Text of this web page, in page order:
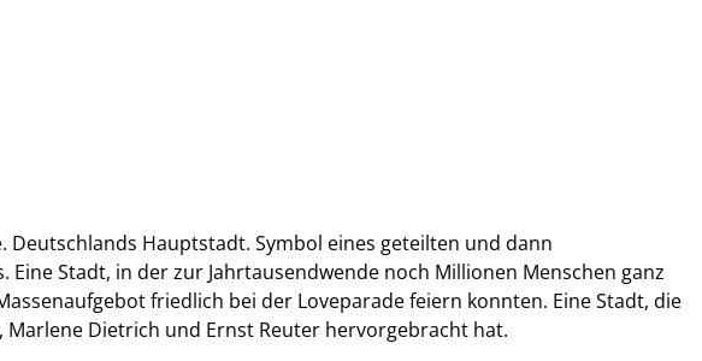
Deutschlands Hauptstadt. Symbol eines geteilten und dann
Eine Stadt, in der zur Jahrtausendwende noch Millionen Menschen ganz
friedlich bei der Loveparade feiern konnten. Eine Stadt, die
Dietrich und Ernst Reuter hervorgebracht hat.